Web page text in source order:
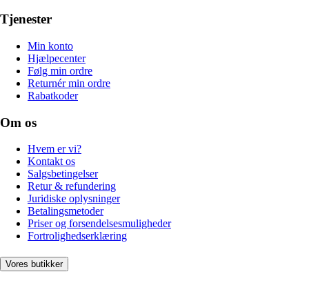
Tjenester
Min konto
Hjælpecenter
Følg min ordre
Returnér min ordre
Rabatkoder
Om os
Hvem er vi?
Kontakt os
Salgsbetingelser
Retur & refundering
Juridiske oplysninger
Betalingsmetoder
Priser og forsendelsesmuligheder
Fortrolighedserklæring
Vores butikker